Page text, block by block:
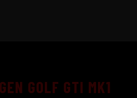
GOLF GTI MK1